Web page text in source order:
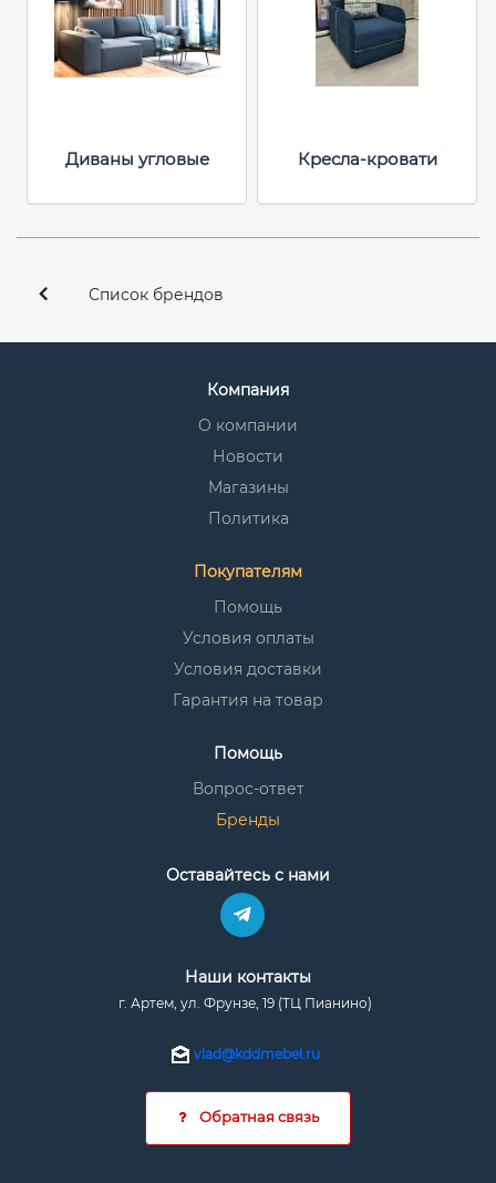
Диваны угловые Кресла-кровати
Список брендов
Компания
О компании
Новости
Магазины
Политика
Покупателям
Помощь
Условия оплаты
Условия доставки
Гарантия на товар
Помощь
Вопрос-ответ
Бренды
Оставайтесь с нами
Наши контакты
г. Артем, ул. Фрунзе, 19 (ТЦ Пианино)
vlad@kddmebel.ru
Обратная связь